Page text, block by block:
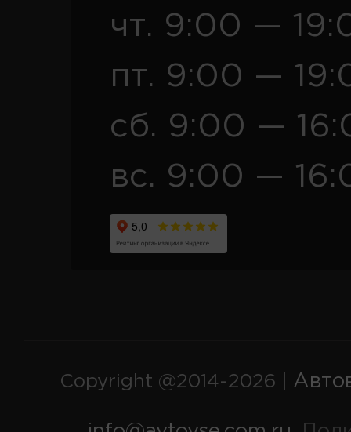
чт. 9:00 —
пт. 9:00 —
сб. 9:00 —
вс. 9:00 —
Copyright @2014-2026 |